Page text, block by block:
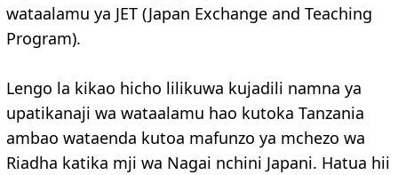
wataalamu ya JET (Japan Exchange and Teaching
Program).
Lengo la kikao hicho lilikuwa kujadili namna ya
upatikanaji wa wataalamu hao kutoka Tanzania
ambao wataenda kutoa mafunzo ya mchezo wa
Riadha katika mji wa Nagai nchini Japani. Hatua hii